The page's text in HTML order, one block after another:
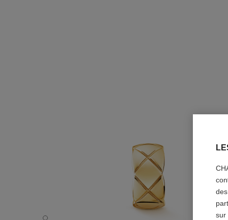
Boucles d’oreilles Coco Crush - Vue par défaut - voir lasur